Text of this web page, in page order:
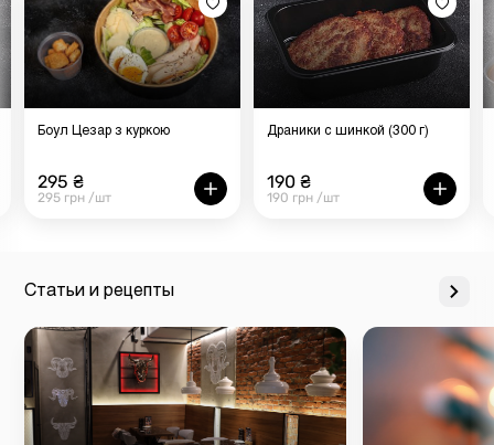
Боул Цезар з куркою
295 ₴
295 грн /шт
Драники с шинкой (300 г)
190 ₴
190 грн /шт
Статьи и рецепты